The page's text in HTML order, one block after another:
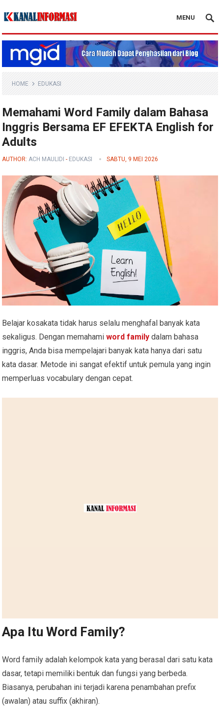
Blog Kanal Info
MENU
HOME EDUKASI
Memahami Word Family dalam Bahasa
Inggris Bersama EF EFEKTA English for
Adults
AUTHOR:ACH MAULIDI - EDUKASI SABTU, 9 MEI 2026
Belajar kosakata tidak harus selalu menghafal banyak kata
sekaligus. Dengan memahamiword family dalam bahasa
inggris, Anda bisa mempelajari banyak kata hanya dari satu
kata dasar. Metode ini sangat efektif untuk pemula yang ingin
memperluas vocabulary dengan cepat.
Apa Itu Word Family?
Word family adalah kelompok kata yang berasal dari satu kata
dasar, tetapi memiliki bentuk dan fungsi yang berbeda.
Biasanya, perubahan ini terjadi karena penambahan prefix
(awalan) atau suffix (akhiran).